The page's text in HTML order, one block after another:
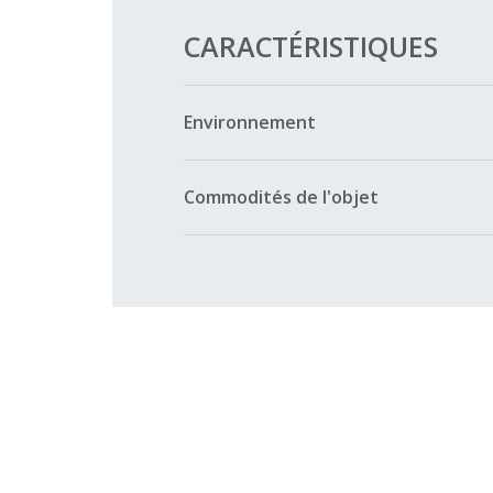
CARACTÉRISTIQUES
Environnement
Commodités de l'objet